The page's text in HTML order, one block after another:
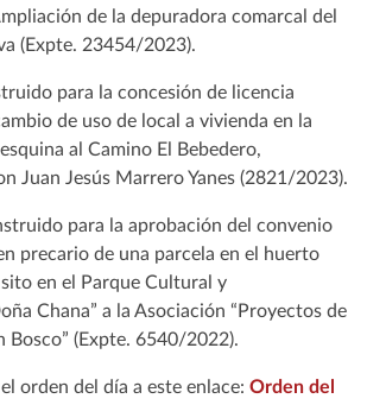
de la depuradora comarcal del
(Expte. 23454/2023).
para la concesión de licencia
de uso de local a vivienda en la
al Camino El Bebedero,
Juan Jesús Marrero Yanes (2821/2023).
para la aprobación del convenio
precario de una parcela en el huerto
en el Parque Cultural y
Chana” a la Asociación “Proyectos de
Bosco” (Expte. 6540/2022).
orden del día a este enlace: Orden del